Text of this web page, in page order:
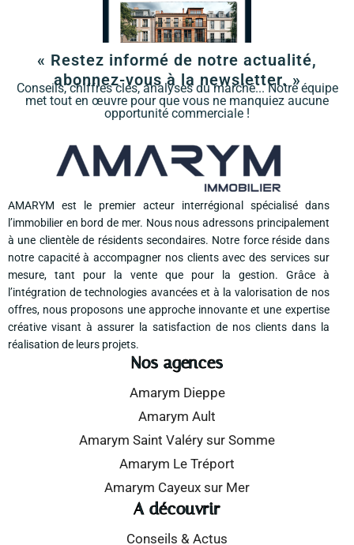
« Restez informé de notre actualité,
abonnez-vous à la newsletter. »
Conseils, chiffres clés, analyses du marché... Notre équipe
met tout en œuvre pour que vous ne manquiez aucune
opportunité commerciale !
AMARYM est le premier acteur interrégional spécialisé dans
l’immobilier en bord de mer. Nous nous adressons principalement
à une clientèle de résidents secondaires. Notre force réside dans
notre capacité à accompagner nos clients avec des services sur
mesure, tant pour la vente que pour la gestion. Grâce à
l’intégration de technologies avancées et à la valorisation de nos
offres, nous proposons une approche innovante et une expertise
créative visant à assurer la satisfaction de nos clients dans la
réalisation de leurs projets.
Nos agences
Amarym Dieppe
Amarym Ault
Amarym Saint Valéry sur Somme
Amarym Le Tréport
Amarym Cayeux sur Mer
A découvrir
Conseils & Actus